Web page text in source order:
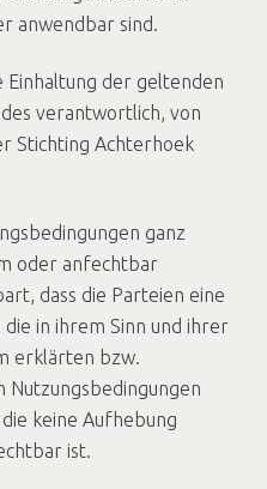
anwendbar sind.
Einhaltung der geltenden
verantwortlich, von
Stichting Achterhoek
ganz
oder anfechtbar
dass die Parteien eine
in ihrem Sinn und ihrer
erklärten bzw.
Nutzungsbedingungen
keine Aufhebung
ist.